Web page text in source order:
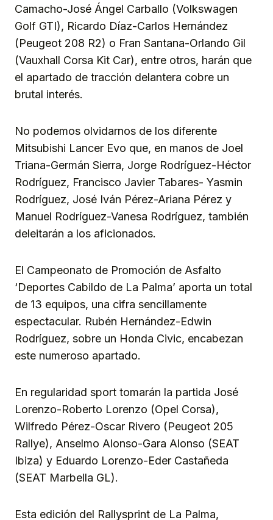
Camacho-José Ángel Carballo (Volkswagen
Golf GTI), Ricardo Díaz-Carlos Hernández
(Peugeot 208 R2) o Fran Santana-Orlando Gil
(Vauxhall Corsa Kit Car), entre otros, harán que
el apartado de tracción delantera cobre un
brutal interés.
No podemos olvidarnos de los diferente
Mitsubishi Lancer Evo que, en manos de Joel
Triana-Germán Sierra, Jorge Rodríguez-Héctor
Rodríguez, Francisco Javier Tabares- Yasmin
Rodríguez, José Iván Pérez-Ariana Pérez y
Manuel Rodríguez-Vanesa Rodríguez, también
deleitarán a los aficionados.
El Campeonato de Promoción de Asfalto
‘Deportes Cabildo de La Palma’ aporta un total
de 13 equipos, una cifra sencillamente
espectacular. Rubén Hernández-Edwin
Rodríguez, sobre un Honda Civic, encabezan
este numeroso apartado.
En regularidad sport tomarán la partida José
Lorenzo-Roberto Lorenzo (Opel Corsa),
Wilfredo Pérez-Oscar Rivero (Peugeot 205
Rallye), Anselmo Alonso-Gara Alonso (SEAT
Ibiza) y Eduardo Lorenzo-Eder Castañeda
(SEAT Marbella GL).
Esta edición del Rallysprint de La Palma,